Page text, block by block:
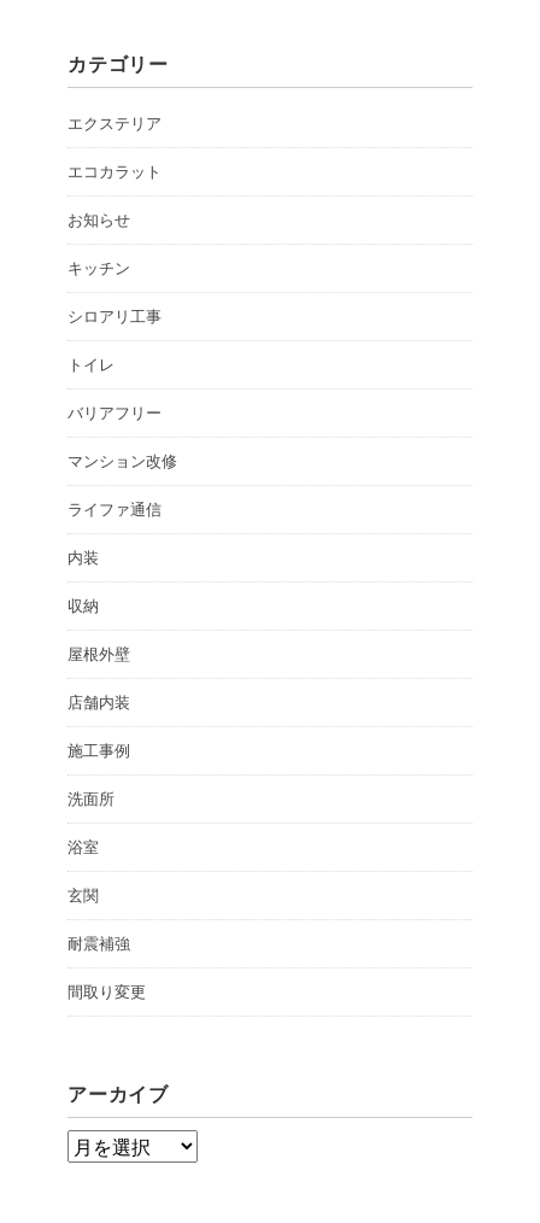
カテゴリー
エクステリア
エコカラット
お知らせ
キッチン
シロアリ工事
トイレ
バリアフリー
マンション改修
ライファ通信
内装
収納
屋根外壁
店舗内装
施工事例
洗面所
浴室
玄関
耐震補強
間取り変更
アーカイブ
ア